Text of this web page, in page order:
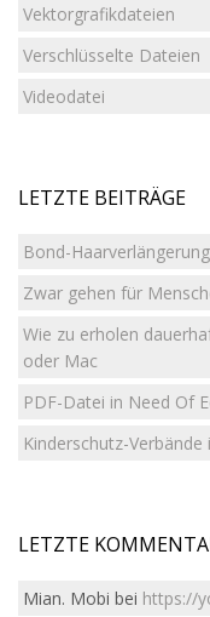
Vektorgrafikdateien
Verschlüsselte Dateien
Videodatei
LETZTE BEITRÄGE
Bond-Haarverlängerung
Zwar gehen für
Wie zu erholen
oder Mac
PDF-Datei in Need Of
Kinderschutz-
LETZTE
Mian. Mobi bei https://